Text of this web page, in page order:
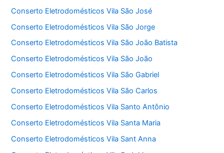
Conserto Eletrodomésticos Vila São José
Conserto Eletrodomésticos Vila São Jorge
Conserto Eletrodomésticos Vila São João Batista
Conserto Eletrodomésticos Vila São João
Conserto Eletrodomésticos Vila São Gabriel
Conserto Eletrodomésticos Vila São Carlos
Conserto Eletrodomésticos Vila Santo Antônio
Conserto Eletrodomésticos Vila Santa Maria
Conserto Eletrodomésticos Vila Sant Anna